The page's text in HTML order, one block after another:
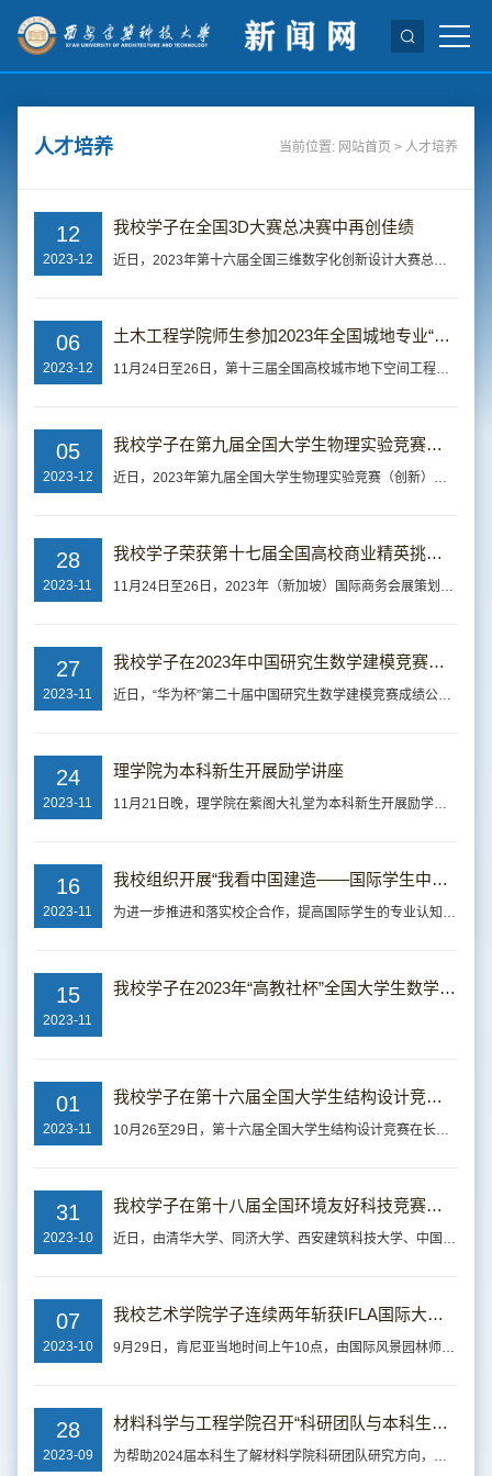
人才培养 当前位置: 网站首页 > 人才培养
12
2023-12
我校学子在全国3D大赛总决赛中再创佳绩
近日，2023年第十六届全国三维数字化创新设计大赛总决赛落幕，我校19支团队入围总决赛，荣获全国一等奖6项、二等奖12项、三等奖1项，位列全省高校第一名，同时，我校荣获优秀组织奖。全国三维数字化创新设计大赛自2008年发起举办以来，已连续成功举办至第16届，受到各地方、高校和企业的重视，赛事规模稳定扩大，参赛高校连续每届超过600所、参赛企业每年超过1000家，初赛参赛人数累积突破800万人、省赛表彰获奖选手累积突破19...
06
2023-12
土木工程学院师生参加2023年全国城地专业“一会两赛”并获佳绩
11月24日至26日，第十三届全国高校城市地下空间工程专业建设研讨会暨第七届高校城市地下空间工程专业青年教师讲课大赛和第七届高校城市地下空间工程专业大学生模型设计竞赛（简称“一会两赛”）举办。我校土木学院岩土教研室张玉伟老师、郑方老师分别在青年教师讲课大赛中获得一等奖和优秀奖。由刘乃飞老师指导的李昊凡、李宇飞、焦志义组成的团队获得模型设计竞赛二等奖，郑方老师指导的陈建勋、王成、余方怡组成的学生团队获...
05
2023-12
我校学子在第九届全国大学生物理实验竞赛（创新）中创佳绩
近日，2023年第九届全国大学生物理实验竞赛（创新）决赛在重庆大学举行，我校5支队伍参赛预赛，4支队伍进入决赛，荣获全国一等奖2项、二等奖2项、三等奖1项，排名全省高校的第三名，创我校参加该赛事以来的最好成绩。同时，我校荣获第九届全国大学生物理实验竞赛（创新）优秀组织奖。全国大学生物理实验竞赛​是教育部高教司批准的全国大学生竞赛项目，是由高等学校国家级实验教学示范中心联席会物理学科组、全国高等学校实验物...
28
2023-11
我校学子荣获第十七届全国高校商业精英挑战赛会展专业创新创业实践精英赛亚军
11月24日至26日，2023年（新加坡）国际商务会展策划大赛中国地区选拔赛暨第十七届全国高校商业精英挑战赛会展专业创新创业实践竞赛精英赛在广州举办，我校公共管理学院学子团队策划的“2024‘长安食辰’——西北首届国际新中式烘焙展”荣获本次会展精英赛本科策划组全国亚军，并将代表中国大陆地区参加在新加坡举办的国际会展竞赛，实现我校在商业精英挑战赛中的全新突破。该竞赛由中国国际贸易促进委员会商业行业委员会、中国...
27
2023-11
我校学子在2023年中国研究生数学建模竞赛中再创佳绩
近日，“华为杯”第二十届中国研究生数学建模竞赛成绩公布，我校学子荣获一等奖3项，二等奖33项，三等奖26项的好成绩，其中一等奖获奖数位列全省并列第一，获奖数量以及参赛队伍相较于往年都有所增加，创我校参加该赛事以来的最好成绩。该项竞赛由教育部学位管理与研究生教育司指导，是全国范围内规模最大、影响最为广泛的研究生国家级赛事。本次竞赛于2023年9月22至26日举行，来自国际和全国各省、自治区、直辖市、特别行政区...
24
2023-11
理学院为本科新生开展励学讲座
11月21日晚，理学院在紫阁大礼堂为本科新生开展励学讲座，院长邵珠山以“筑牢理论基础、开创无限未来”为题为学院2023级全体本科生作报告。讲座中，邵珠山结合自己的求学和工作经历，用生动的案例阐述了基础学科的巨大作用和广阔前景。他指出，基础学科是整个科学体系的源头，是所有技术问题的总开关。喜爱是努力工作的内在动力，是人生成功的必要条件，在座的每一位同学幸运地选择了基础学科，为未来自己探索职业发展可能奠定...
16
2023-11
我校组织开展“我看中国建造——国际学生中企探访计划”活动
为进一步推进和落实校企合作，提高国际学生的专业认知和综合素质，更加深入地了解中国的企业及文化，帮助我校国际学生明确职业发展规划，11月15日，国际教育学院与校大学生就业服务指导中心联合组织开展“我看中国建造——国际学生中企探访计划”系列活动之走进中建三局西北公司。国际教育学院常务副院长段中兴、副院长吴宇、就业服务指导中心主任王凯及27名国际学生等一行参与活动。我校师生一行参观了由中建三局承建的“水流...
15
2023-11
我校学子在2023年“高教社杯”全国大学生数学建模竞赛中再获佳绩
01
2023-11
我校学子在第十六届全国大学生结构设计竞赛中喜获佳绩
10月26至29日，第十六届全国大学生结构设计竞赛在长沙理工大学举行。我校土木工程学院院长薛建阳、副院长门进杰带队，吴耀鹏、高垚老师指导，申可可、石博凯、王奕森3名同学共同完成的竞赛作品“恒毅桥”历经现场分析计算、模型制作、陈述答辩、模型加载等环节的激烈比拼，最终斩获一等奖，我校荣获“优秀组织奖”。本届大赛以承受移动荷载和撞击荷载的桥梁结构为对象，在赛题中加入多个待定参数。不仅增加了赛题的灵活性，同时...
31
2023-10
我校学子在第十八届全国环境友好科技竞赛中获佳绩
近日，由清华大学、同济大学、西安建筑科技大学、中国环境科学学会共同主办，清华大学承办，清华苏州环境创新研究院、清华x-lab等相关单位协办的第十八届全国环境友好科技竞赛终审答辩落下帷幕。经两轮线上函评、终审答辩会评审，我校共获奖7项，其中科技理念类4项（一等奖2项，二等奖1项，三等奖1项），科技实物类3项（一等奖1项，二等奖2项），再创佳绩。据悉，本次竞赛于4月20日启动报名，5月12日在我校举行启动仪式。本届赛...
07
2023-10
我校艺术学院学子连续两年斩获IFLA国际大学生风景园林设计竞赛第一名
9月29日，肯尼亚当地时间上午10点，由国际风景园林师联盟（IFLA International Federation of Landscape Architects）主办的第59届IFLA国际大学生风景园林设计竞赛颁奖典礼在肯尼亚首都内罗毕举办。西安建筑科技大学艺术学院王葆华教授指导学生金蕴莎、续昭雯、岳瀛雪、张征宇、张越设计的作品“In 2050: Revisit Kilimanjaro to Enjoy the Snow” 斩获分析与规划类第一名，这是艺术学院学生继2014年第51届竞赛首获第一名后，在...
28
2023-09
材料科学与工程学院召开“科研团队与本科生面对面”活动暨2024届萃英计划宣讲会
为帮助2024届本科生了解材料学院科研团队研究方向，拉近与导师距离，掌握学院研究生报考相关政策，9月26日下午，材料科学与工程学院在粉体所一楼报告厅召开“科研团队与本科生面对面”活动暨2024届萃英计划宣讲会。材料学院党委副书记、副院长崔捷，7支建设团队的科研骨干，科研秘书杜晶及2020级考研本科生参加此次活动，会议由2020级辅导员武博一主持。会上，杜晶老师详细分析了2024届考研形势，并对学院“萃英计划”等研究生...